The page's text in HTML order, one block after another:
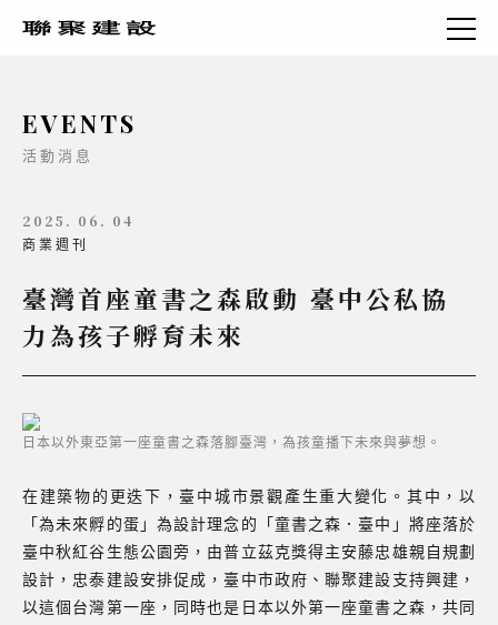
EVENTS
活動消息
2025. 06. 04
商業週刊
臺灣首座童書之森啟動 臺中公私協
力為孩子孵育未來
日本以外東亞第一座童書之森落腳臺灣，為孩童播下未來與夢想。
在建築物的更迭下，臺中城市景觀產生重大變化。其中，以
「為未來孵的蛋」為設計理念的「童書之森．臺中」將座落於
臺中秋紅谷生態公園旁，由普立茲克獎得主安藤忠雄親自規劃
設計，忠泰建設安排促成，臺中市政府、聯聚建設支持興建，
以這個台灣第一座，同時也是日本以外第一座童書之森，共同